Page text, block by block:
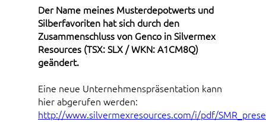
Der Name meines Musterdepotwerts und
Silberfavoriten hat sich durch den
Zusammenschluss von Genco in Silvermex
Resources (TSX: SLX / WKN: A1CM8Q)
geändert.
Eine neue Unternehmenspräsentation kann
hier abgerufen werden:
http://www.silvermexresources.com/i/pdf/